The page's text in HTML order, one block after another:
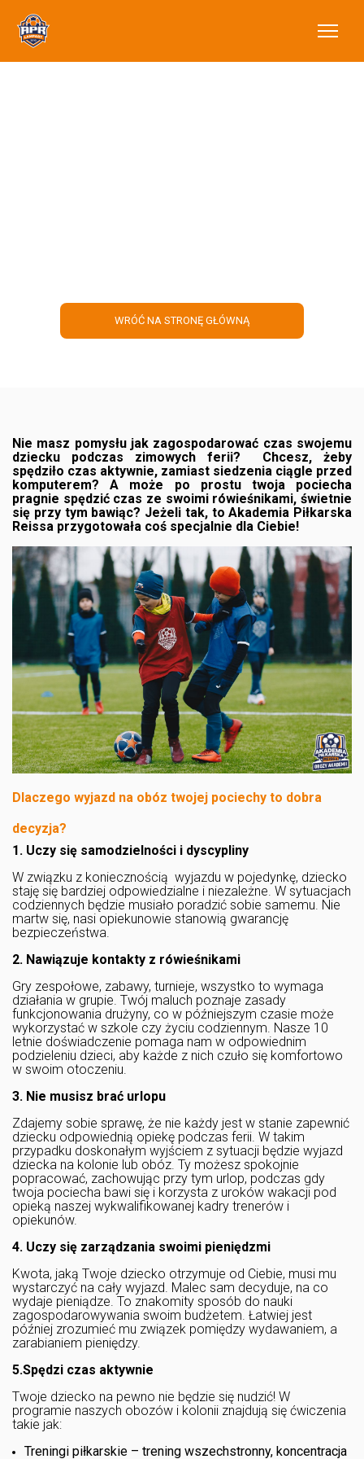
WRÓĆ NA STRONĘ GŁÓWNĄ
Nie masz pomysłu jak zagospodarować czas swojemu
dziecku podczas zimowych ferii? Chcesz, żeby
spędziło czas aktywnie, zamiast siedzenia ciągle przed
komputerem? A może po prostu twoja pociecha
pragnie spędzić czas ze swoimi rówieśnikami, świetnie
się przy tym bawiąc? Jeżeli tak, to Akademia Piłkarska
Reissa przygotowała coś specjalnie dla Ciebie!
Dlaczego wyjazd na obóz twojej pociechy to dobra
decyzja?
1. Uczy się samodzielności i dyscypliny
W związku z koniecznością wyjazdu w pojedynkę, dziecko
staję się bardziej odpowiedzialne i niezależne. W sytuacjach
codziennych będzie musiało poradzić sobie samemu. Nie
martw się, nasi opiekunowie stanowią gwarancję
bezpieczeństwa.
2. Nawiązuje kontakty z rówieśnikami
Gry zespołowe, zabawy, turnieje, wszystko to wymaga
działania w grupie. Twój maluch poznaje zasady
funkcjonowania drużyny, co w późniejszym czasie może
wykorzystać w szkole czy życiu codziennym. Nasze 10
letnie doświadczenie pomaga nam w odpowiednim
podzieleniu dzieci, aby każde z nich czuło się komfortowo
w swoim otoczeniu.
3. Nie musisz brać urlopu
Zdajemy sobie sprawę, że nie każdy jest w stanie zapewnić
dziecku odpowiednią opiekę podczas ferii. W takim
przypadku doskonałym wyjściem z sytuacji będzie wyjazd
dziecka na kolonie lub obóz. Ty możesz spokojnie
popracować, zachowując przy tym urlop, podczas gdy
twoja pociecha bawi się i korzysta z uroków wakacji pod
opieką naszej wykwalifikowanej kadry trenerów i
opiekunów.
4. Uczy się zarządzania swoimi pieniędzmi
Kwota, jaką Twoje dziecko otrzymuje od Ciebie, musi mu
wystarczyć na cały wyjazd. Malec sam decyduje, na co
wydaje pieniądze. To znakomity sposób do nauki
zagospodarowywania swoim budżetem. Łatwiej jest
później zrozumieć mu związek pomiędzy wydawaniem, a
zarabianiem pieniędzy.
5.Spędzi czas aktywnie
Twoje dziecko na pewno nie będzie się nudzić! W
programie naszych obozów i kolonii znajdują się ćwiczenia
takie jak:
Treningi piłkarskie – trening wszechstronny, koncentracja